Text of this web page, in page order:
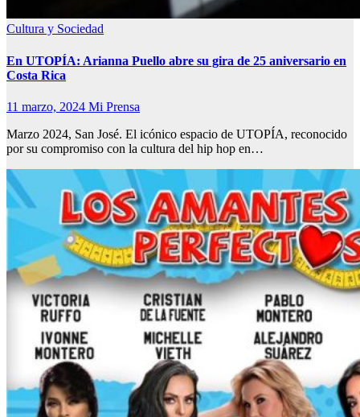
Cultura y Sociedad
En UTOPÍA: Arianna Puello abre su gira de 25 aniversario en
Costa Rica
11 marzo, 2024 Mi Prensa
Marzo 2024, San José. El icónico espacio de UTOPÍA, reconocido
por su compromiso con la cultura del hip hop en…